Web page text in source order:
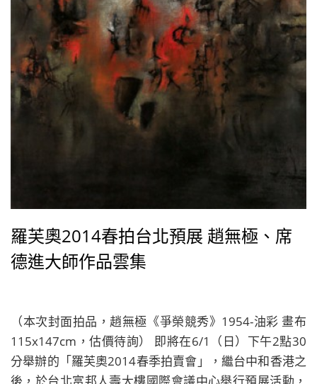
羅芙奧2014春拍台北預展 趙無極、席
德進大師作品雲集
（本次封面拍品，趙無極《爭榮競秀》1954-油彩 畫布
115x147cm，估價待詢） 即將在6/1（日）下午2點30
分舉辦的「羅芙奧2014春季拍賣會」，繼台中和香港之